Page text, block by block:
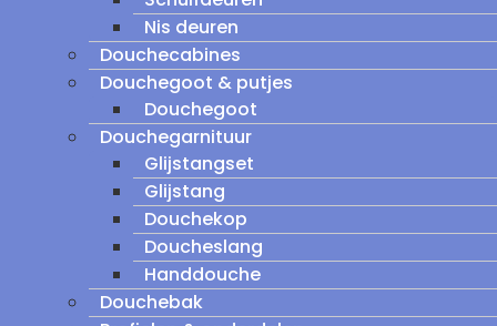
Nis deuren
Douchecabines
Douchegoot & putjes
Douchegoot
Douchegarnituur
Glijstangset
Glijstang
Douchekop
Doucheslang
Handdouche
Douchebak